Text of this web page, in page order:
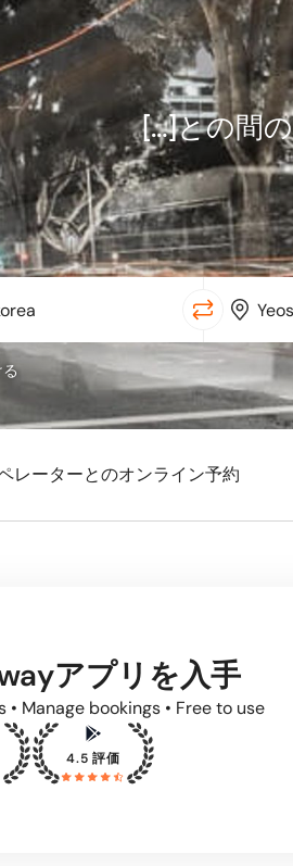
[…]と
る
レーターとのオンライン予約
アプリを入手
• Manage bookings • Free to use
4.5 評価